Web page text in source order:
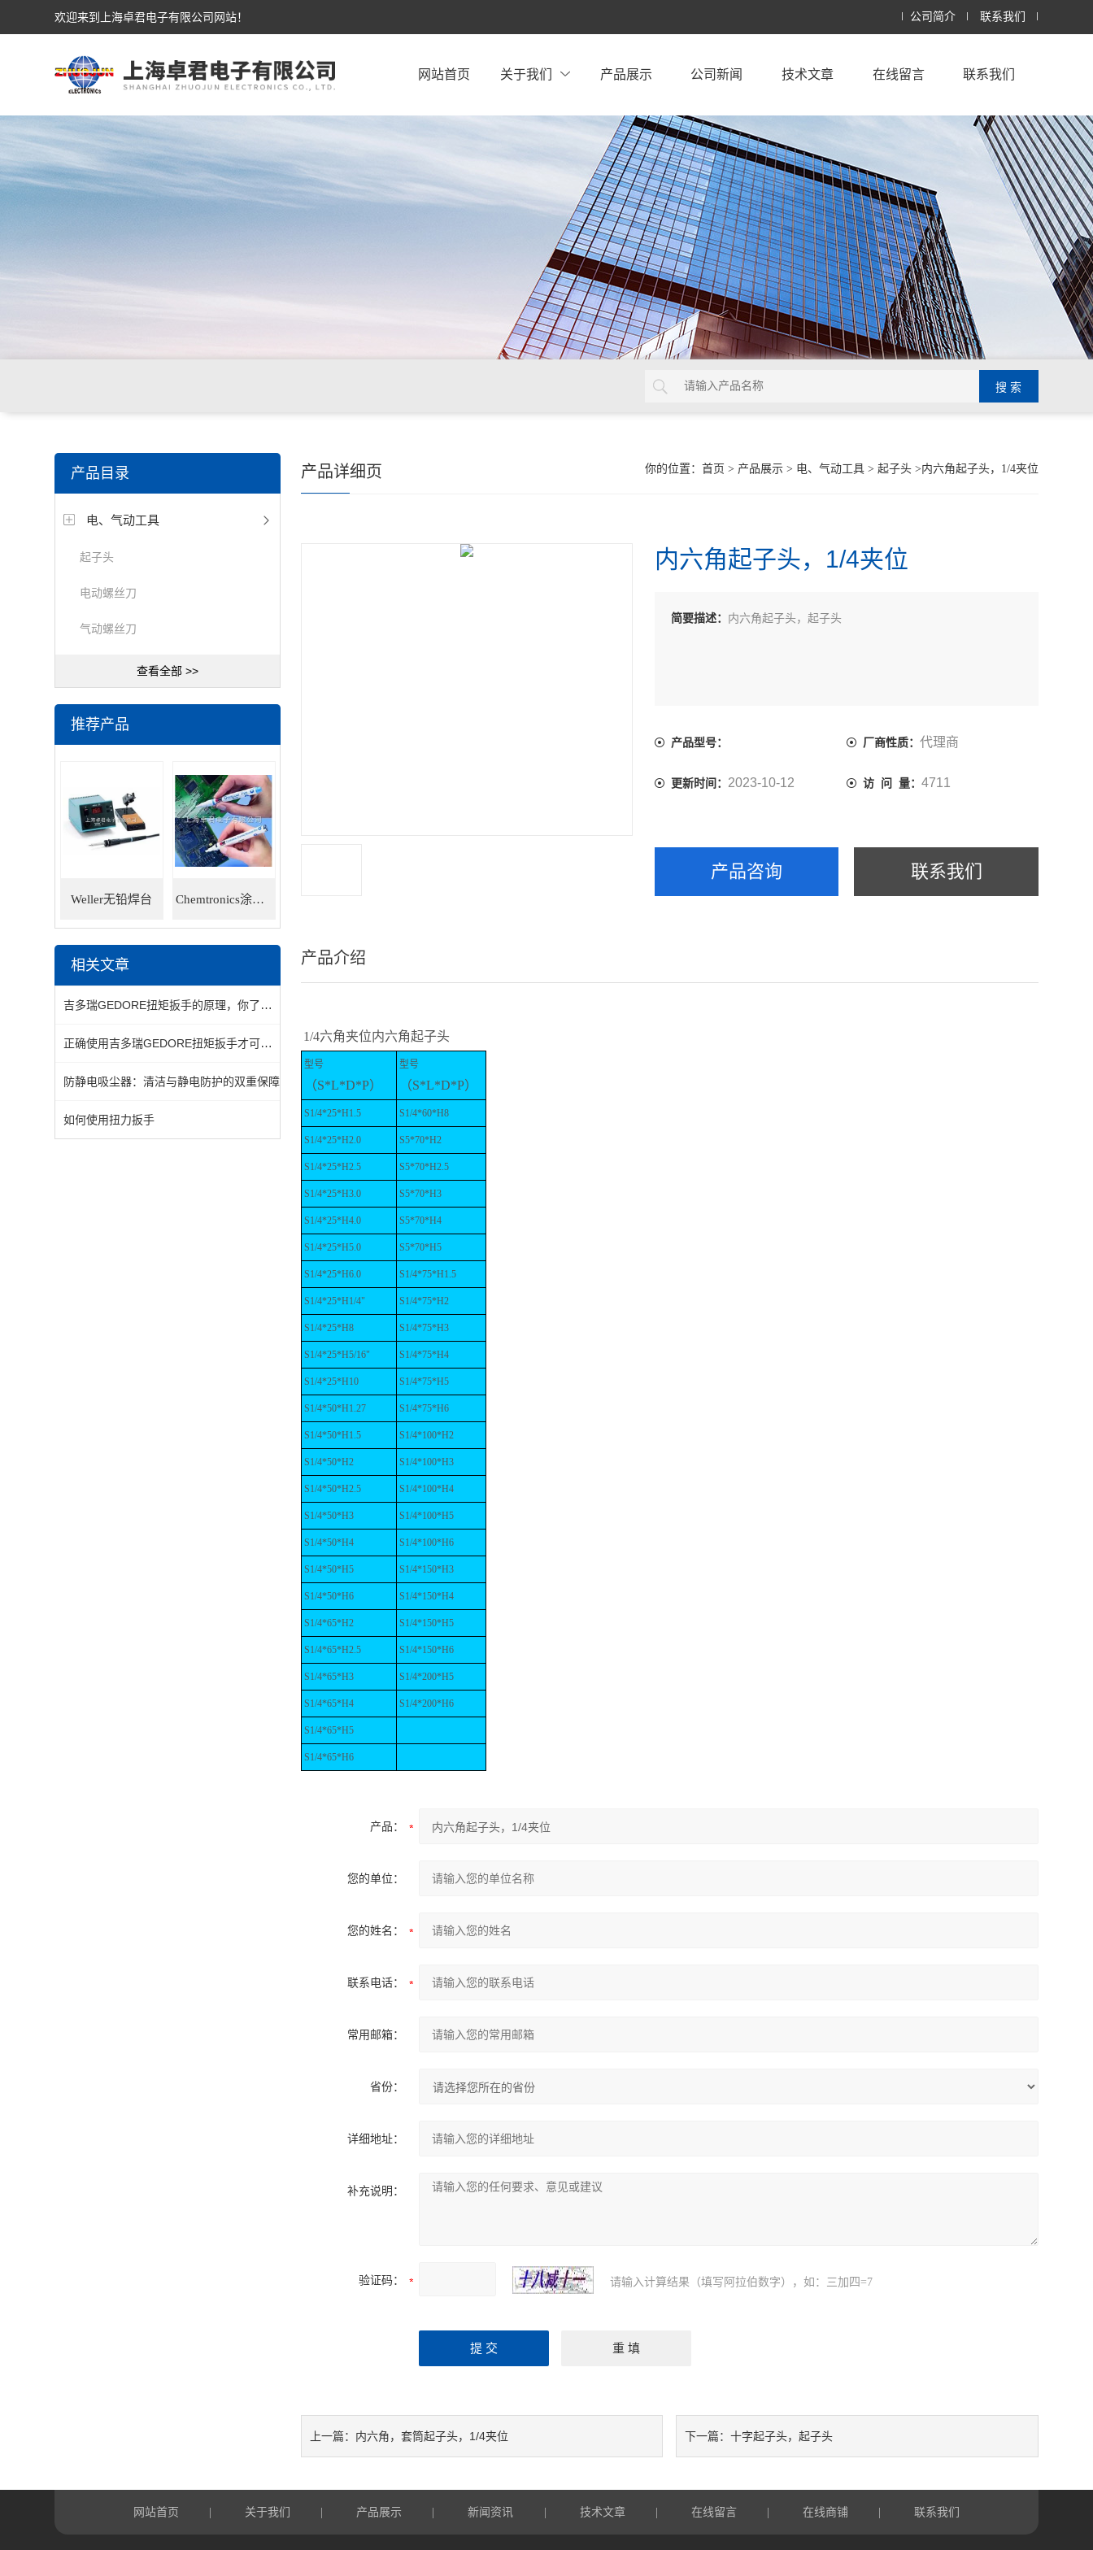
欢迎来到上海卓君电子有限公司网站！ 公司简介 联系我们
网站首页 关于我们 产品展示 公司新闻 技术文章 在线留言 联系我们
产品目录
电、气动工具
起子头
电动螺丝刀
气动螺丝刀
查看全部 >>
推荐产品
Weller无铅焊台 Chemtronics涂层笔
相关文章
吉多瑞GEDORE扭矩扳手的原理，你了解吗？
正确使用吉多瑞GEDORE扭矩扳手才可延长其使用寿命
防静电吸尘器：清洁与静电防护的双重保障
如何使用扭力扳手
你的位置： 首页 > 产品展示> 电、气动工具> 起子头>内六角起子头，1/4夹位
产品详细页
内六角起子头，1/4夹位
简要描述： 内六角起子头，起子头
产品型号： 厂商性质： 代理商
更新时间： 2023-10-12 访 问 量： 4711
产品咨询 联系我们
产品介绍
1/4六角夹位内六角起子头
型号
（S*L*D*P）
型号
（S*L*D*P）
S1/4*25*H1.5 S1/4*60*H8
S1/4*25*H2.0 S5*70*H2
S1/4*25*H2.5 S5*70*H2.5
S1/4*25*H3.0 S5*70*H3
S1/4*25*H4.0 S5*70*H4
S1/4*25*H5.0 S5*70*H5
S1/4*25*H6.0 S1/4*75*H1.5
S1/4*25*H1/4" S1/4*75*H2
S1/4*25*H8 S1/4*75*H3
S1/4*25*H5/16" S1/4*75*H4
S1/4*25*H10 S1/4*75*H5
S1/4*50*H1.27 S1/4*75*H6
S1/4*50*H1.5 S1/4*100*H2
S1/4*50*H2 S1/4*100*H3
S1/4*50*H2.5 S1/4*100*H4
S1/4*50*H3 S1/4*100*H5
S1/4*50*H4 S1/4*100*H6
S1/4*50*H5 S1/4*150*H3
S1/4*50*H6 S1/4*150*H4
S1/4*65*H2 S1/4*150*H5
S1/4*65*H2.5 S1/4*150*H6
S1/4*65*H3 S1/4*200*H5
S1/4*65*H4 S1/4*200*H6
S1/4*65*H5
S1/4*65*H6
产品：
您的单位：
您的姓名：
联系电话：
常用邮箱：
省份：
详细地址：
补充说明：
验证码： 请输入计算结果（填写阿拉伯数字），如：三加四=7
上一篇： 内六角，套筒起子头，1/4夹位 下一篇：十字起子头，起子头
网站首页 关于我们 产品展示 新闻资讯 技术文章 在线留言 在线商铺 联系我们